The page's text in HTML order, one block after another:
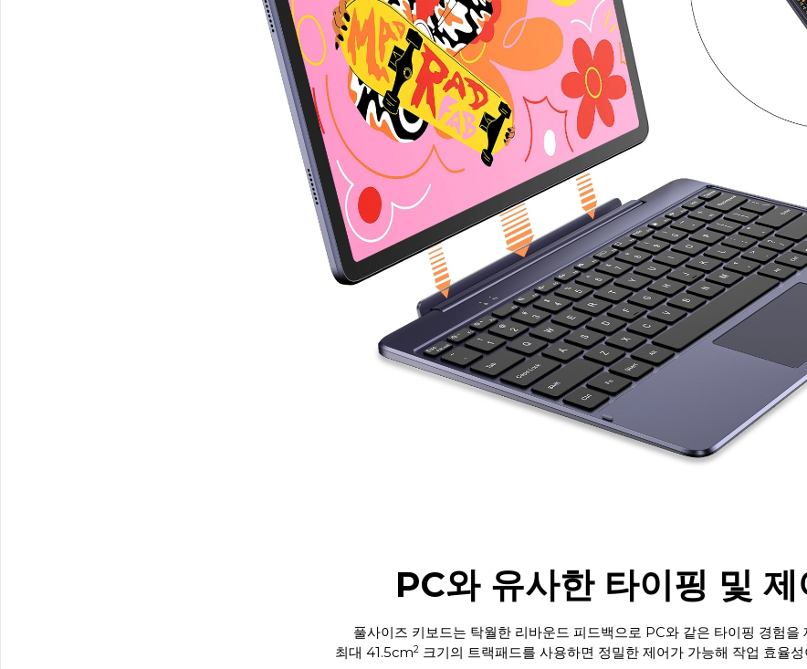
PC와 유사한 타이핑 및 제
풀사이즈 키보드는 탁월한 리바운드 피드백으로 PC와 같은 타이핑 경험을
최대 41.5cm2크기의 트랙패드를 사용하면 정밀한 제어가 가능해 작업 효율성